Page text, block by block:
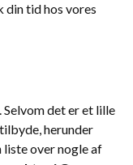
din tid hos vores
det er et lille
herunder
over nogle af